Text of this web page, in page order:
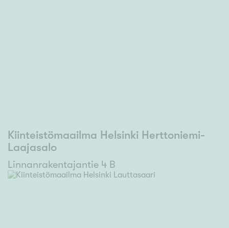
Kiinteistömaailma Helsinki Herttoniemi-
Laajasalo
Linnanrakentajantie 4 B